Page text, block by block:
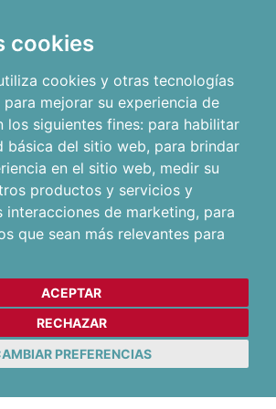
cookies
cookies y otras tecnologías
mejorar su experiencia de
los siguientes fines: para habilitar
básica del sitio web, para brindar
en el sitio web, medir su
productos y servicios y
interacciones de marketing, para
que sean más relevantes para
ACEPTAR
RECHAZAR
PREFERENCIAS